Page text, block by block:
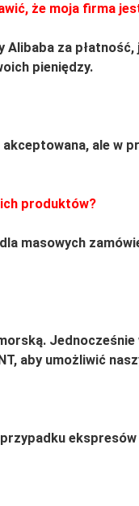
że moja firma
za
pieniędzy.
ale w
produktów?
masowych
Jednocześnie
aby umożliwić